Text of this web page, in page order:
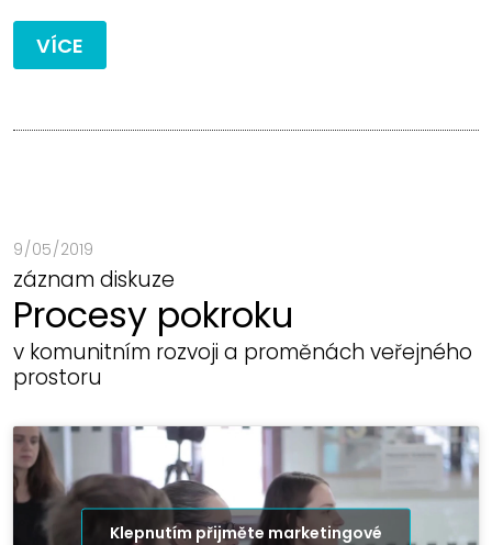
VÍCE
9 / 05 / 2019
záznam diskuze
Procesy pokroku
v komunitním rozvoji a proměnách veřejného
prostoru
Klepnutím přijměte marketingové